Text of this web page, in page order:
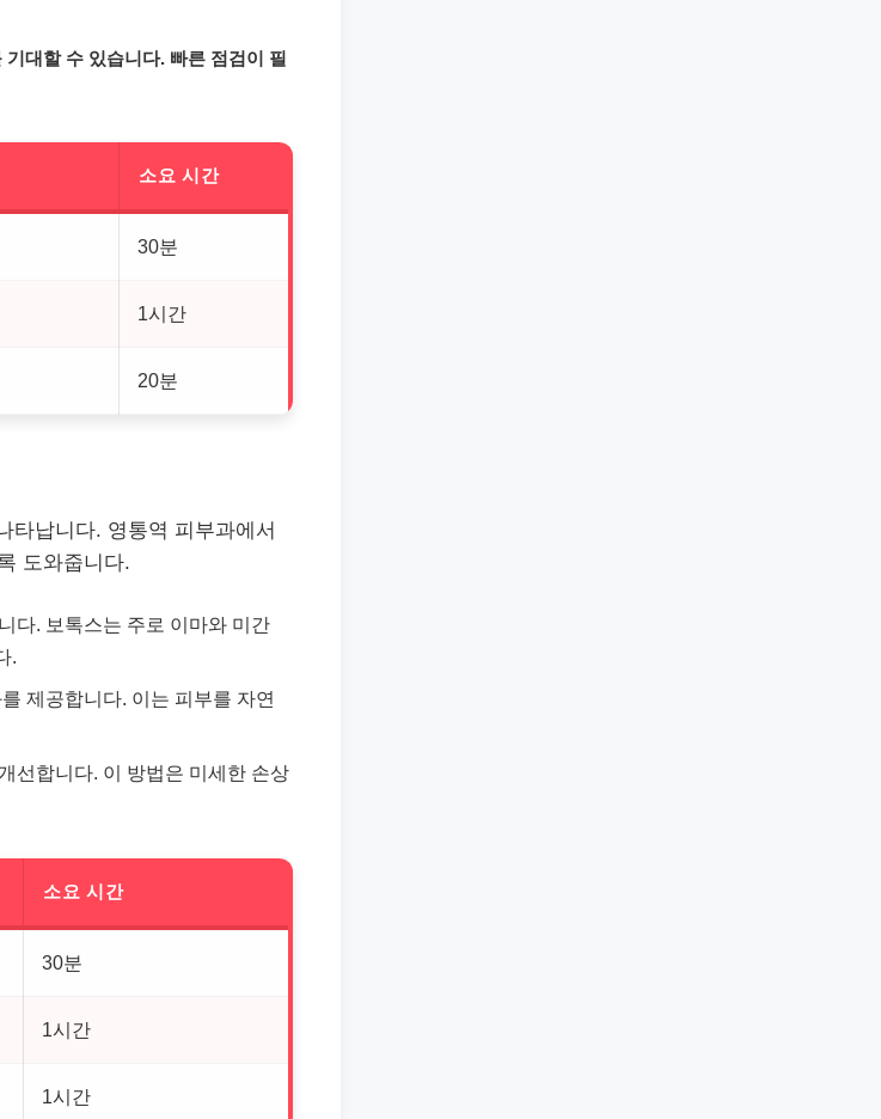
대할 수 있습니다. 빠른 점검이 필
소요 시간
30분
1시간
20분
타납니다. 영통역 피부과에서
도와줍니다.
다. 보톡스는 주로 이마와 미간
.
제공합니다. 이는 피부를 자연
선합니다. 이 방법은 미세한 손상
소요 시간
30분
1시간
1시간